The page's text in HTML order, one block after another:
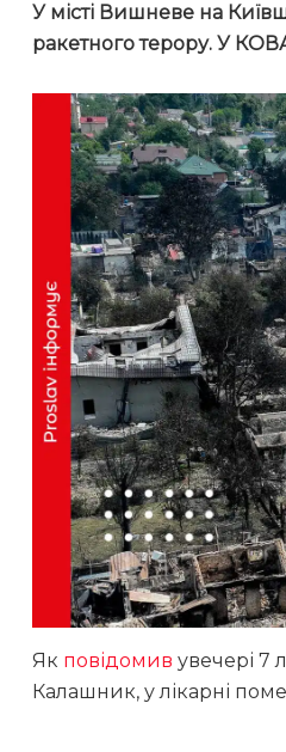
У місті Вишневе на
ракетного терору. У
Як повідомив увечері 7
Калашник, у лікарні